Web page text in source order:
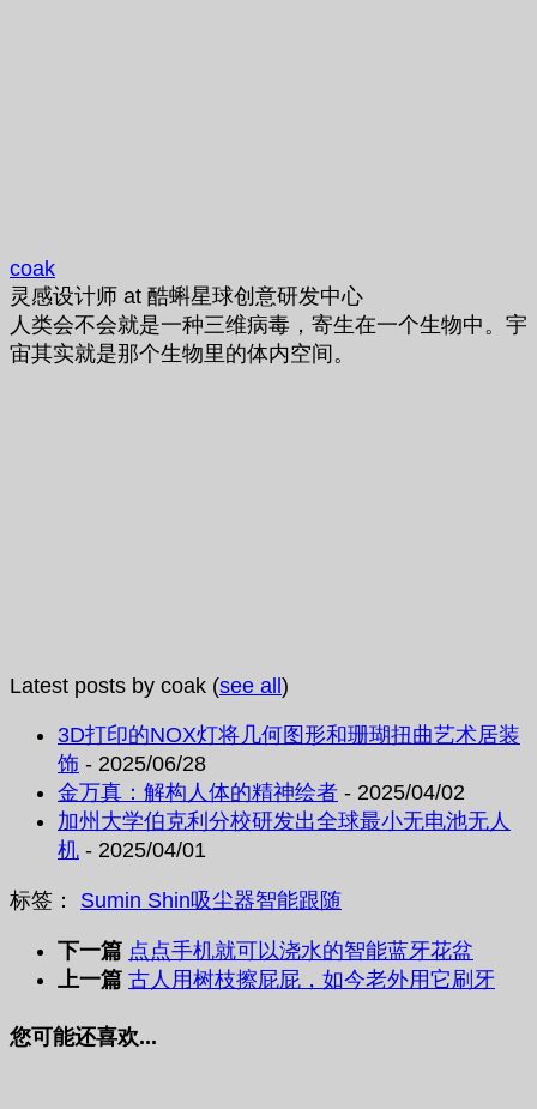
coak
灵感设计师 at 酷蝌星球创意研发中心
人类会不会就是一种三维病毒，寄生在一个生物中。宇
宙其实就是那个生物里的体内空间。
Latest posts by coak (see all)
3D打印的NOX灯将几何图形和珊瑚扭曲艺术居装
饰 - 2025/06/28
金万真：解构人体的精神绘者 - 2025/04/02
加州大学伯克利分校研发出全球最小无电池无人
机 - 2025/04/01
标签： Sumin Shin吸尘器智能跟随
下一篇 点点手机就可以浇水的智能蓝牙花盆
上一篇 古人用树枝擦屁屁，如今老外用它刷牙
您可能还喜欢...